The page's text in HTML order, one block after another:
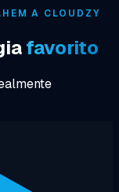
A CLOUDZY
favorito